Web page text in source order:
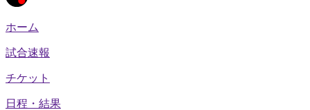
ホーム
試合速報
チケット
日程・結果